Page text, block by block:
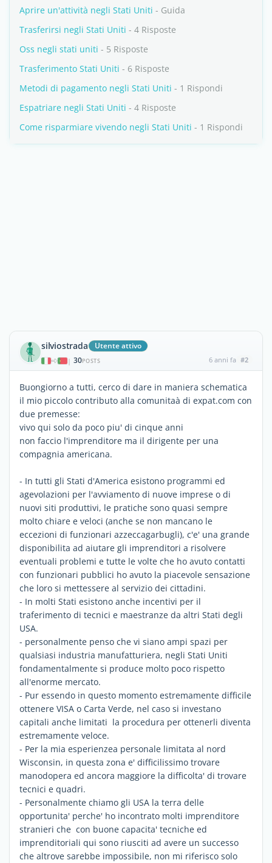
Aprire un'attività negli Stati Uniti - Guida
Trasferirsi negli Stati Uniti - 4 Risposte
Oss negli stati uniti - 5 Risposte
Trasferimento Stati Uniti - 6 Risposte
Metodi di pagamento negli Stati Uniti - 1 Rispondi
Espatriare negli Stati Uniti - 4 Risposte
Come risparmiare vivendo negli Stati Uniti - 1 Rispondi
silviostrada Utente attivo
| 30POSTS 6 anni fa #2
Buongiorno a tutti, cerco di dare in maniera schematica
il mio piccolo contributo alla comunitaà di expat.com con
due premesse:
vivo qui solo da poco piu' di cinque anni
non faccio l'imprenditore ma il dirigente per una
compagnia americana.
- In tutti gli Stati d'America esistono programmi ed
agevolazioni per l'avviamento di nuove imprese o di
nuovi siti produttivi, le pratiche sono quasi sempre
molto chiare e veloci (anche se non mancano le
eccezioni di funzionari azzeccagarbugli), c'e' una grande
disponibilita ad aiutare gli imprenditori a risolvere
eventuali problemi e tutte le volte che ho avuto contatti
con funzionari pubblici ho avuto la piacevole sensazione
che loro si mettessere al servizio dei cittadini.
- In molti Stati esistono anche incentivi per il
traferimento di tecnici e maestranze da altri Stati degli
USA.
- personalmente penso che vi siano ampi spazi per
qualsiasi industria manufatturiera, negli Stati Uniti
fondamentalmente si produce molto poco rispetto
all'enorme mercato.
- Pur essendo in questo momento estremamente difficile
ottenere VISA o Carta Verde, nel caso si investano
capitali anche limitati la procedura per ottenerli diventa
estremamente veloce.
- Per la mia esperienzea personale limitata al nord
Wisconsin, in questa zona e' difficilissimo trovare
manodopera ed ancora maggiore la difficolta' di trovare
tecnici e quadri.
- Personalmente chiamo gli USA la terra delle
opportunita' perche' ho incontrato molti imprenditore
stranieri che con buone capacita' tecniche ed
imprenditoriali qui sono riusciti ad avere un successo
che altrove sarebbe impossibile, non mi riferisco solo